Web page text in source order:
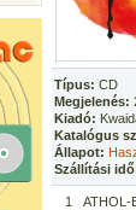
Típus: CD
Megjelenés:
Kiadó:
Katalógus
Állapot:
Szállítási
1
ATHOL-